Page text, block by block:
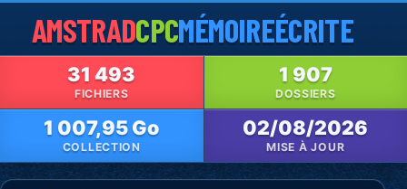
AMSTRADCPCMÉMOIREÉCRITE
31 493
FICHIERS
1 907
DOSSIERS
1 007,95 Go
COLLECTION
02/08/2026
MISE À JOUR